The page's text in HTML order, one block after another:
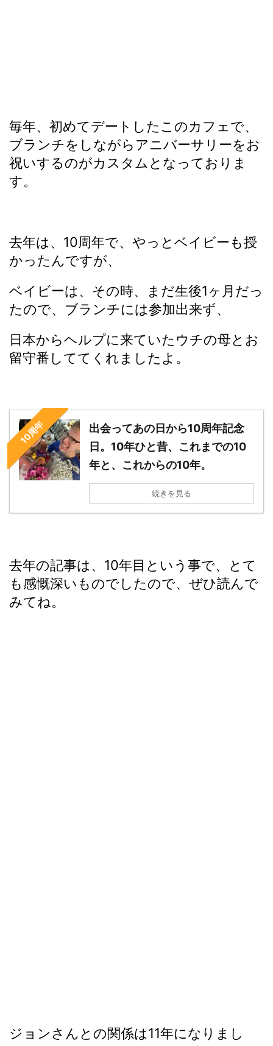
毎年、初めてデートしたこのカフェで、
ブランチをしながらアニバーサリーをお
祝いするのがカスタムとなっておりま
す。
去年は、10周年で、やっとベイビーも授
かったんですが、
ベイビーは、その時、まだ生後1ヶ月だっ
たので、ブランチには参加出来ず、
日本からヘルプに来ていたウチの母とお
留守番しててくれましたよ。
10周年
出会ってあの日から10周年記念
日。10年ひと昔、これまでの10
年と、これからの10年。
続きを見る
去年の記事は、10年目という事で、とて
も感慨深いものでしたので、ぜひ読んで
みてね。
ジョンさんとの関係は11年になりまし